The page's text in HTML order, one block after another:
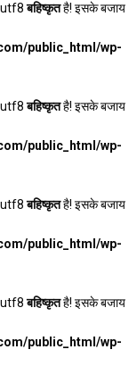
बहिष्कृतहै! इसके बजाय
public_html/wp-
बहिष्कृतहै! इसके बजाय
public_html/wp-
बहिष्कृतहै! इसके बजाय
public_html/wp-
बहिष्कृतहै! इसके बजाय
public_html/wp-